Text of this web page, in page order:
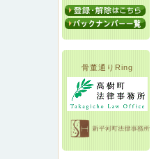
骨董通りRing